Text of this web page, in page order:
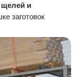
и
заготовок